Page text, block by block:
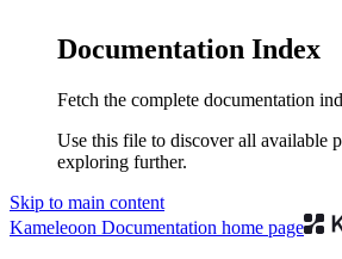
Documentation Index
Fetch the complete documentation
Use this file to discover all available
exploring further.
Skip to main content
Kameleoon Documentation home page